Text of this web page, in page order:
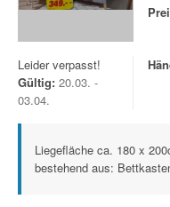
Leider verpasst!
Gültig: 20.03. -
03.04.
Liegefläche ca. 180 x
bestehend aus: